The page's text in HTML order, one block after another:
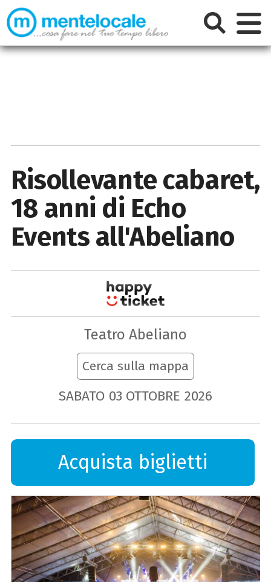
Risollevante cabaret,
18 anni di Echo
Events all'Abeliano
Teatro Abeliano
Cerca sulla mappa
SABATO 03 OTTOBRE 2026
Acquista biglietti